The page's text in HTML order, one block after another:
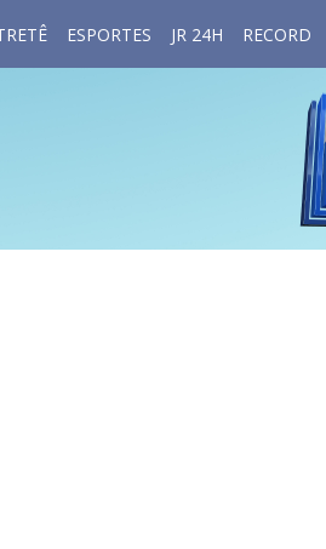
ESPORTES JR 24H RECORD